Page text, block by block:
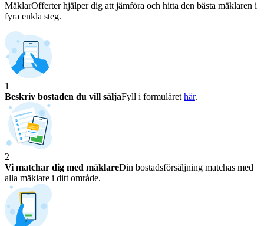
MäklarOfferter hjälper dig att jämföra och hitta den bästa mäklaren i
fyra enkla steg.
1
Beskriv bostaden du vill säljaFyll i formuläret här.
2
Vi matchar dig med mäklareDin bostadsförsäljning matchas med
alla mäklare i ditt område.